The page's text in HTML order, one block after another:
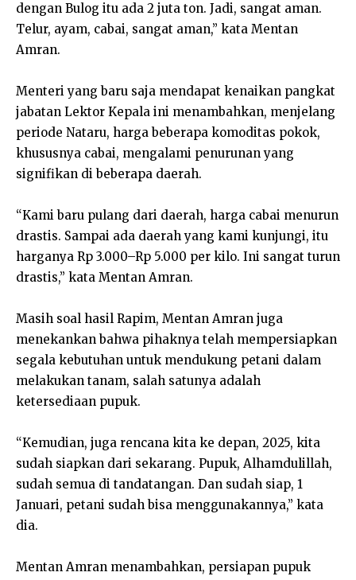
dengan Bulog itu ada 2 juta ton. Jadi, sangat aman.
Telur, ayam, cabai, sangat aman,” kata Mentan
Amran.
Menteri yang baru saja mendapat kenaikan pangkat
jabatan Lektor Kepala ini menambahkan, menjelang
periode Nataru, harga beberapa komoditas pokok,
khususnya cabai, mengalami penurunan yang
signifikan di beberapa daerah.
“Kami baru pulang dari daerah, harga cabai menurun
drastis. Sampai ada daerah yang kami kunjungi, itu
harganya Rp 3.000–Rp 5.000 per kilo. Ini sangat turun
drastis,” kata Mentan Amran.
Masih soal hasil Rapim, Mentan Amran juga
menekankan bahwa pihaknya telah mempersiapkan
segala kebutuhan untuk mendukung petani dalam
melakukan tanam, salah satunya adalah
ketersediaan pupuk.
“Kemudian, juga rencana kita ke depan, 2025, kita
sudah siapkan dari sekarang. Pupuk, Alhamdulillah,
sudah semua di tandatangan. Dan sudah siap, 1
Januari, petani sudah bisa menggunakannya,” kata
dia.
Mentan Amran menambahkan, persiapan pupuk